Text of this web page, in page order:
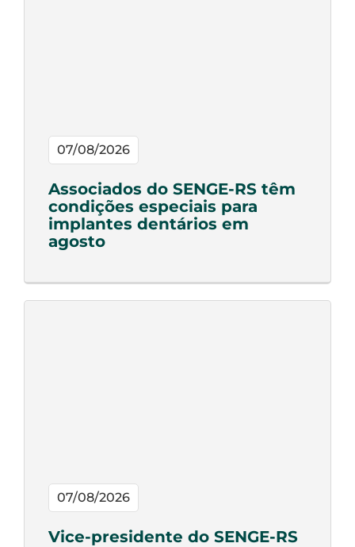
07/08/2026
Associados do SENGE-RS têm
condições especiais para
implantes dentários em
agosto
07/08/2026
Vice-presidente do SENGE-RS